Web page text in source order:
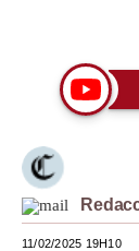
Moda
Mundo
EEUU
11/02/2025 19H10